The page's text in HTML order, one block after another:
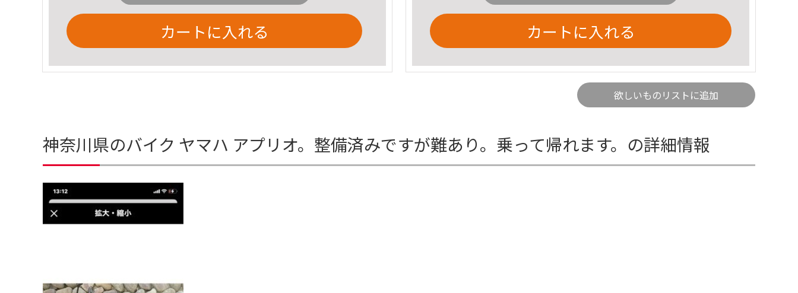
カートに入れる カートに入れる
欲しいものリストに追加
神奈川県のバイク ヤマハ アプリオ。整備済みですが難あり。乗って帰れます。の詳細情報